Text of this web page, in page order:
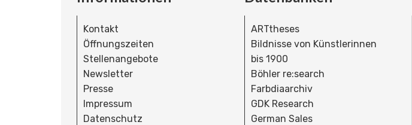
Kontakt
Öffnungszeiten
Stellenangebote
Newsletter
Presse
Impressum
Datenschutz
ARTtheses
Bildnisse von Künstlerinnen
bis 1900
Böhler re:search
Farbdiaarchiv
GDK Research
German Sales